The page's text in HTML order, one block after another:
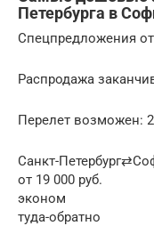
Петербурга в
Спецпредложения
Распродажа
Перелет возможен:
Санкт-
от 19 000 руб.
эконом
туда-обратно